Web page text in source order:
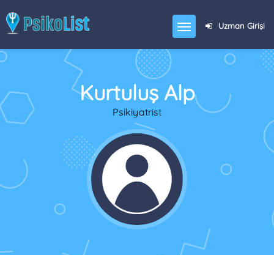
Uzman Girişi
Kurtuluş Alp
Psikiyatrist